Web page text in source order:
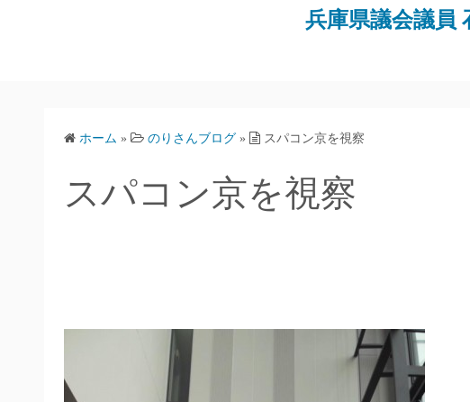
兵庫県議会議員
ホーム » のりさんブログ » スパコン京を視察
スパコン京を視察